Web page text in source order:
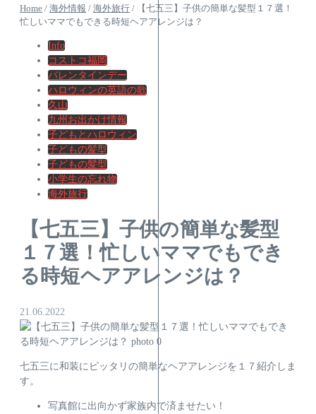
Home / 海外情報 / 海外旅行 /
【七五三】子供の簡単な髪型１７選！
忙しいママでもできる時短ヘアアレンジは？
Info
コストコ福岡
バレンタインデー
ハロウィンの英語の歌
久山
九州お出かけ情報
子どもとハロウィン
子どもの髪型
子どもの髪型
小学生の忘れ物
海外旅行
【七五三】子供の簡単な髪型
１７選！忙しいママでもでき
る時短ヘアアレンジは？
21.06.2022
七五三に和装にピッタリの簡単なヘアアレンジを１７紹介しま
す。
写真館に出向かず家族内で済ませたい！